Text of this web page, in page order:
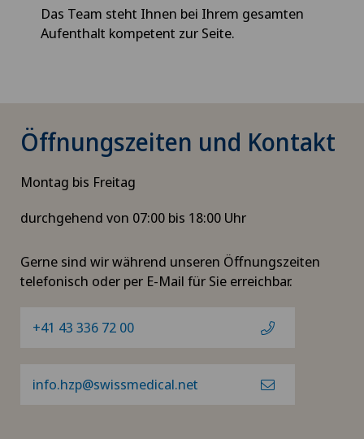
Das Team steht Ihnen bei Ihrem gesamten
Aufenthalt kompetent zur Seite.
Öffnungszeiten und Kontakt
Montag bis Freitag
durchgehend von 07:00 bis 18:00 Uhr
Gerne sind wir während unseren Öffnungszeiten
telefonisch oder per E-Mail für Sie erreichbar.
+41 43 336 72 00
info.hzp@swissmedical.net